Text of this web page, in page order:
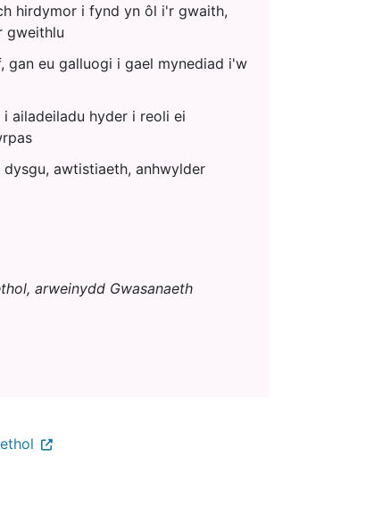
hirdymor i fynd yn ôl i'r gwaith,
gweithlu
eu galluogi i gael mynediad i'w
ailadeiladu hyder i reoli ei
awtistiaeth, anhwylder
arweinydd Gwasanaeth